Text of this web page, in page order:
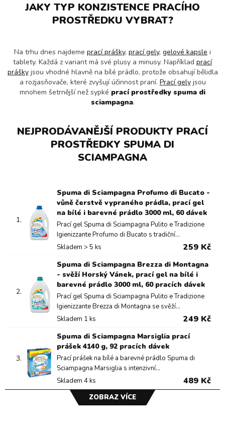
JAKY TYP KONZISTENCE PRACÍHO
PROSTŘEDKU VYBRAT?
Na trhu dnes najdeme prací prášky, prací gely, gelové kapsle i
tablety. Každá z variant má své plusy a minusy. Například prací
práškyjsou vhodné hlavně na bílé prádlo, protože obsahují bělidla
a rozjasňovače, které zvyšují účinnost praní. Prací gelyjsou
mnohem šetrnější než sypké prací prostředky spuma di
sciampagna.
NEJPRODÁVANĚJŠÍ PRODUKTY PRACÍ
PROSTŘEDKY SPUMA DI
SCIAMPAGNA
1.
Spuma di Sciampagna Profumo di Bucato -
vůně čerstvě vypraného prádla, prací gel
na bílé i barevné prádlo 3000 ml, 60 dávek
Prací gel Spuma di Sciampagna Pulito e Tradizione
Igienizzante Profumo di Bucato s tradiční...
Skladem > 5 ks
259 Kč
2.
Spuma di Sciampagna Brezza di Montagna
- svěží Horský Vánek, prací gel na bílé i
barevné prádlo 3000 ml, 60 pracích dávek
Prací gel Spuma di Sciampagna Pulito e Tradizione
Igienizzante Brezza di Montagna se svěží...
Skladem 1 ks
249 Kč
3.
Spuma di Sciampagna Marsiglia prací
prášek 4140 g, 92 pracích dávek
Prací prášek na bílé a barevné prádlo Spuma di
Sciampagna Marsiglia s intenzivní...
Skladem 4 ks
489 Kč
ZOBRAZ VÍCE